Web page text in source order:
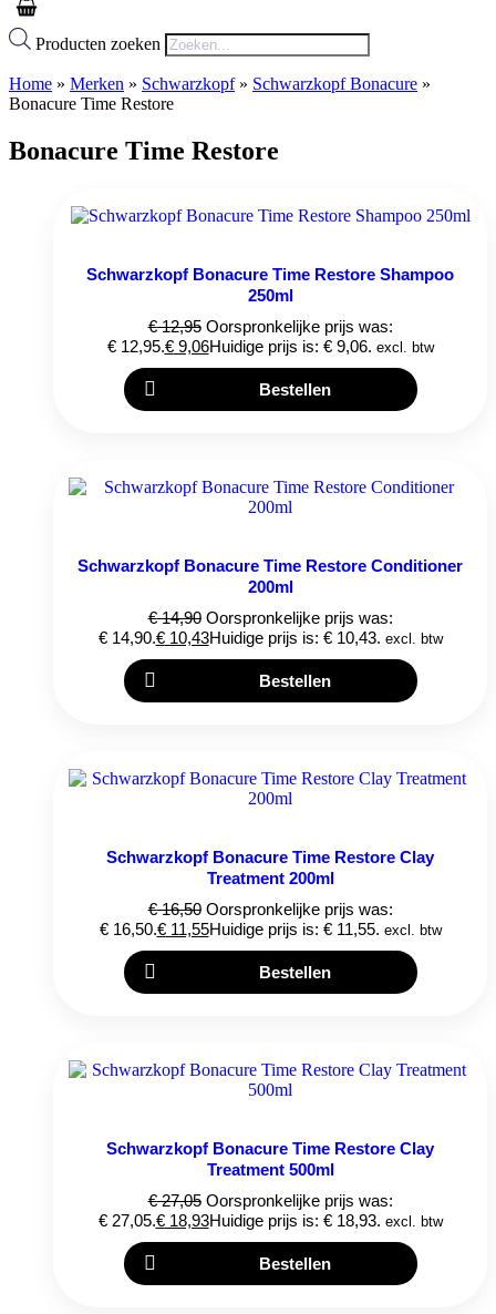
Producten zoeken
Home » Merken » Schwarzkopf» Schwarzkopf Bonacure »
Bonacure Time Restore
Bonacure Time Restore
Schwarzkopf Bonacure Time Restore Shampoo
250ml
€12,95 Oorspronkelijke prijs was:
€ 12,95.€9,06Huidige prijs is: € 9,06. excl. btw
Bestellen
Schwarzkopf Bonacure Time Restore Conditioner
200ml
€14,90 Oorspronkelijke prijs was:
€ 14,90.€10,43Huidige prijs is: € 10,43. excl. btw
Bestellen
Schwarzkopf Bonacure Time Restore Clay
Treatment 200ml
€16,50 Oorspronkelijke prijs was:
€ 16,50.€11,55Huidige prijs is: € 11,55. excl. btw
Bestellen
Schwarzkopf Bonacure Time Restore Clay
Treatment 500ml
€27,05 Oorspronkelijke prijs was:
€ 27,05.€18,93Huidige prijs is: € 18,93. excl. btw
Bestellen